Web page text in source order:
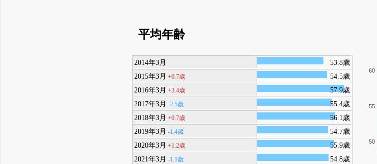
平均年齢
2014年3月
53.8歳
2015年3月+0.7歳
54.5歳
2016年3月+3.4歳
57.9歳
2017年3月-2.5歳
55.4歳
2018年3月+0.7歳
56.1歳
2019年3月-1.4歳
54.7歳
2020年3月+1.2歳
55.9歳
2021年3月-1.1歳
54.8歳
50
55
60